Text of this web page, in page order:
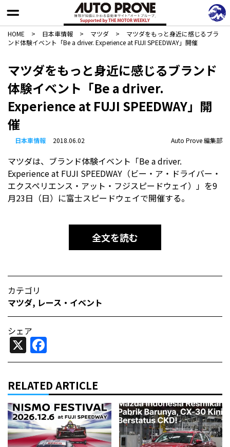
HOME > 日本車情報​ > マツダ >
マツダをもっと身近に感じるブラ
ンド体験イベント「Be a driver. Experience at FUJI SPEEDWAY」開催
マツダをもっと身近に感じるブランド
体験イベント「Be a driver.
Experience at FUJI SPEEDWAY」開
催
日本車情報​ 2018.06.02 Auto Prove 編集部
マツダは、ブランド体験イベント「Be a driver.
Experience at FUJI SPEEDWAY（ビー・ア・ドライバー・
エクスペリエンス・アット・フジスピードウェイ）」を9
月23日（日）に富士スピードウェイで開催する。
全文を読む
カテゴリ
マツダ, レース・イベント
シェア
X
RELATED ARTICLE